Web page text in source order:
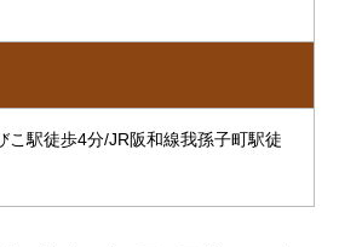
こ駅徒歩4分/JR阪和線我孫子町駅徒